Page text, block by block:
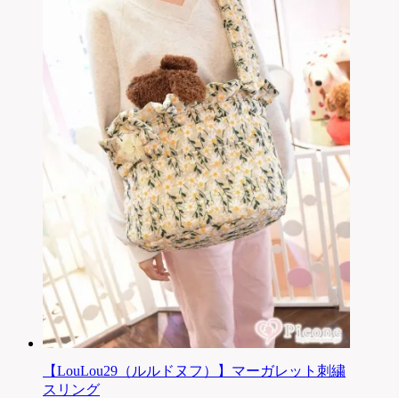
【LouLou29（ルルドヌフ）】マーガレット刺繍
スリング